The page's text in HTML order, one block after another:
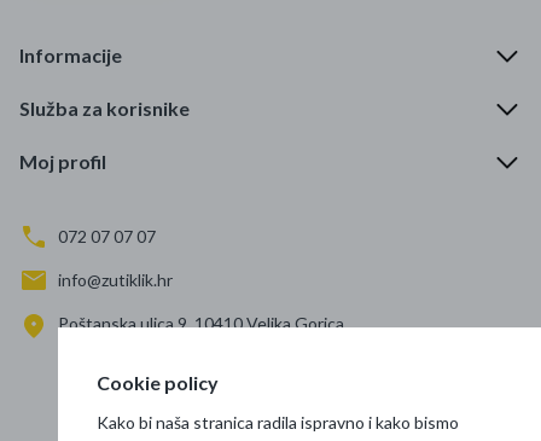
Informacije
Služba za korisnike
Moj profil
072 07 07 07
info@zutiklik.hr
Poštanska ulica 9, 10410 Velika Gorica
Prati nas
Cookie policy
Kako bi naša stranica radila ispravno i kako bismo